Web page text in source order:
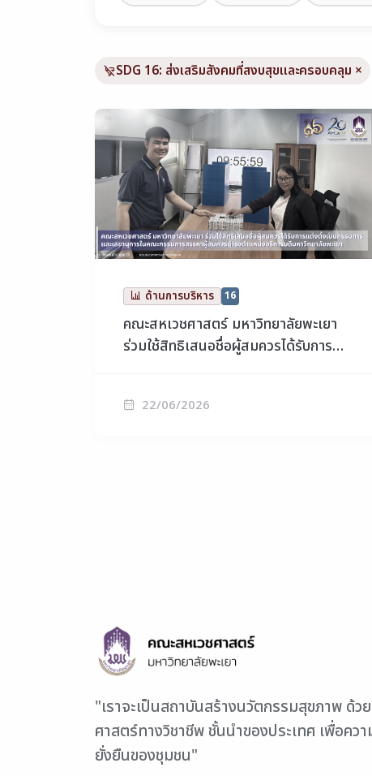
SDG 16: ส่งเสริมสังคมที่สงบสุขและครอบคลุม ×
ด้านการบริหาร 16
คณะสหเวชศาสตร์ มหาวิทยาลัยพะเยา
ร่วมใช้สิทธิเสนอชื่อผู้สมควรได้รับการ
ตำแหน่งอธิการบดีมหาวิทยาลัยพะเยา
22/06/2026
"เราจะเป็นสถาบันสร้างนวัตกรรมสุขภาพ ด้วย
ศาสตร์ทางวิชาชีพ ชั้นนำของประเทศ เพื่อควา
ยั่งยืนของชุมชน"